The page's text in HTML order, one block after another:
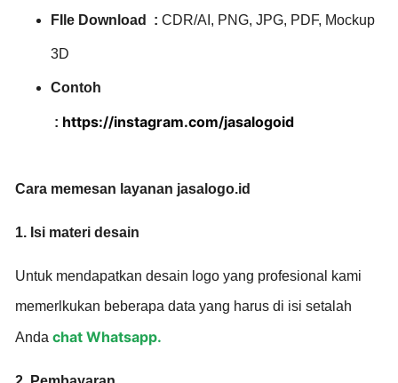
FIle Download : CDR/AI, PNG, JPG, PDF, Mockup
3D
Contoh
: https://instagram.com/jasalogoid
Cara memesan layanan jasalogo.id
1. Isi materi desain
Untuk mendapatkan desain logo yang profesional kami
memerlkukan beberapa data yang harus di isi setalah
Anda chat Whatsapp.